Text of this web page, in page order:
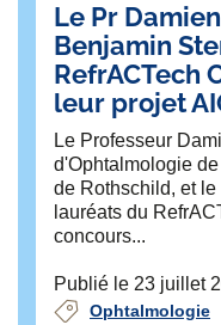
Le Pr
Benjamin
RefrACTech
leur projet
Le Professeur
d'Ophtalmologie
de Rothschild, et
lauréats du
concours...
Publié le 23 juillet
Ophtalmologie